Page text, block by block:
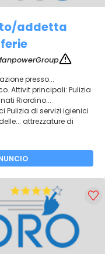
addetta
presso...
Attivit principali: Pulizia
Riordino...
di servizi igienici
attrezzature di